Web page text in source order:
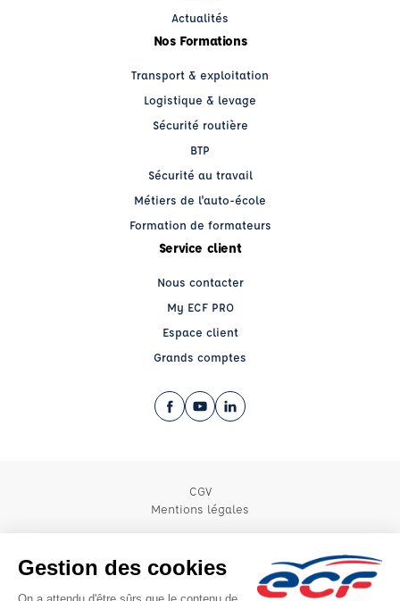
Actualités
Nos Formations
Transport & exploitation
Logistique & levage
Sécurité routière
BTP
Sécurité au travail
Métiers de l'auto-école
Formation de formateurs
Service client
Nous contacter
My ECF PRO
Espace client
Grands comptes
Facebook (nouvelle fenêtre)
YouTube (nouvelle fenêtre)
LinkedIn (nouvelle fenêtre)
CGV
Mentions légales